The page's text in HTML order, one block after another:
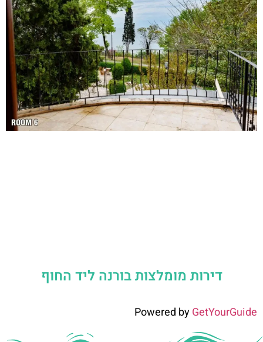
דירות מומלצות בורנה ליד החוף
Powered byGetYourGuide